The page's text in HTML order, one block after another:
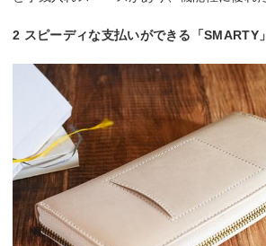
2 スピーディな支払いができる「SMARTY」